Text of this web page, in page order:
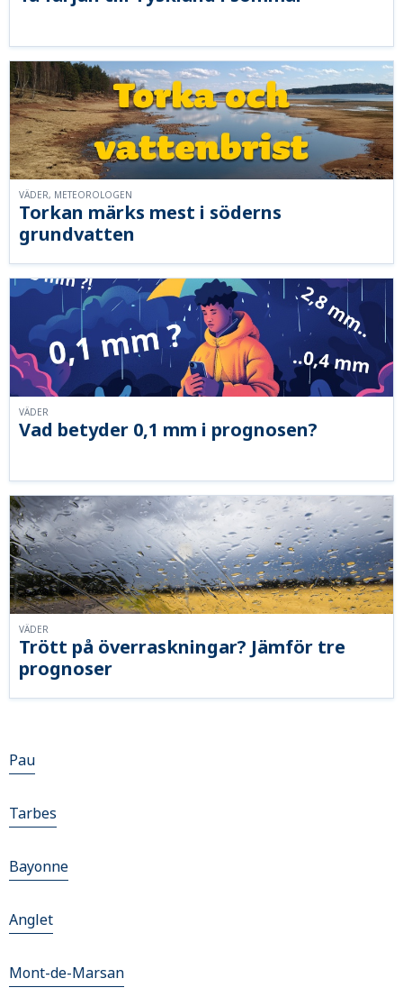
Torkan märks mest i söderns
grundvatten
VÄDER, METEOROLOGEN
Vad betyder 0,1 mm i prognosen?
VÄDER
Trött på överraskningar? Jämför tre
prognoser
VÄDER
Pau
Tarbes
Bayonne
Anglet
Mont-de-Marsan